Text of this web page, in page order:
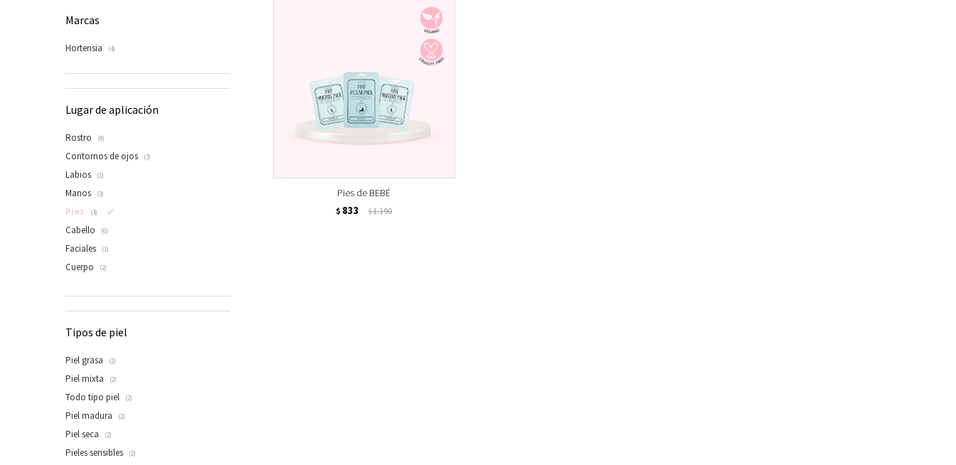
Pies de BEBÉ
$ 833 $1.190
Marcas
Hortensia (4)
Lugar de aplicación
Rostro (9)
Contornos de ojos (3)
Labios (1)
Manos (3)
Pies (4)
Cabello (6)
Faciales (1)
Cuerpo (2)
Tipos de piel
Piel grasa (2)
Piel mixta (2)
Todo tipo piel (2)
Piel madura (2)
Piel seca (2)
Pieles sensibles (2)